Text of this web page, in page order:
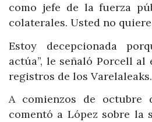
como jefe de la fuerza
colaterales. Usted no
Estoy decepcionada
actúa”, le señaló Porcell al
registros de los Varelaleaks.
A comienzos de octubre
comentó a López sobre la